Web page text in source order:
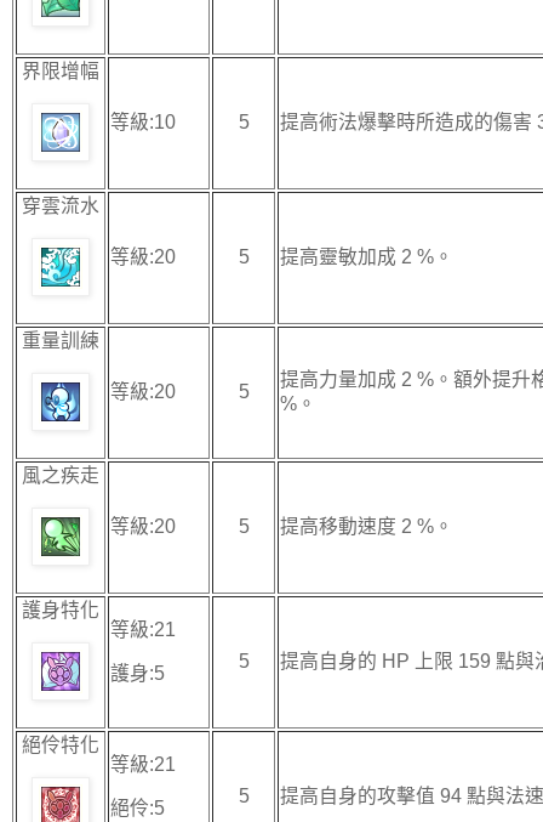
界限增幅
等級:10 5 提高術法爆擊時所造成的傷害
穿雲流水
等級:20 5 提高靈敏加成 2 %。
重量訓練
等級:20 5
提高力量加成 2 %。額外提升
%。
風之疾走
等級:20 5 提高移動速度 2 %。
護身特化
等級:21
護身:5
5 提高自身的 HP 上限 159 點與
絕伶特化
等級:21
絕伶:5
5 提高自身的攻擊值 94 點與法